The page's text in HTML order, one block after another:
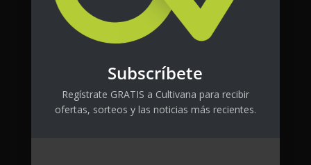
Subscríbete
Regístrate GRATIS a Cultivana para recibir
ofertas, sorteos y las noticias más recientes.